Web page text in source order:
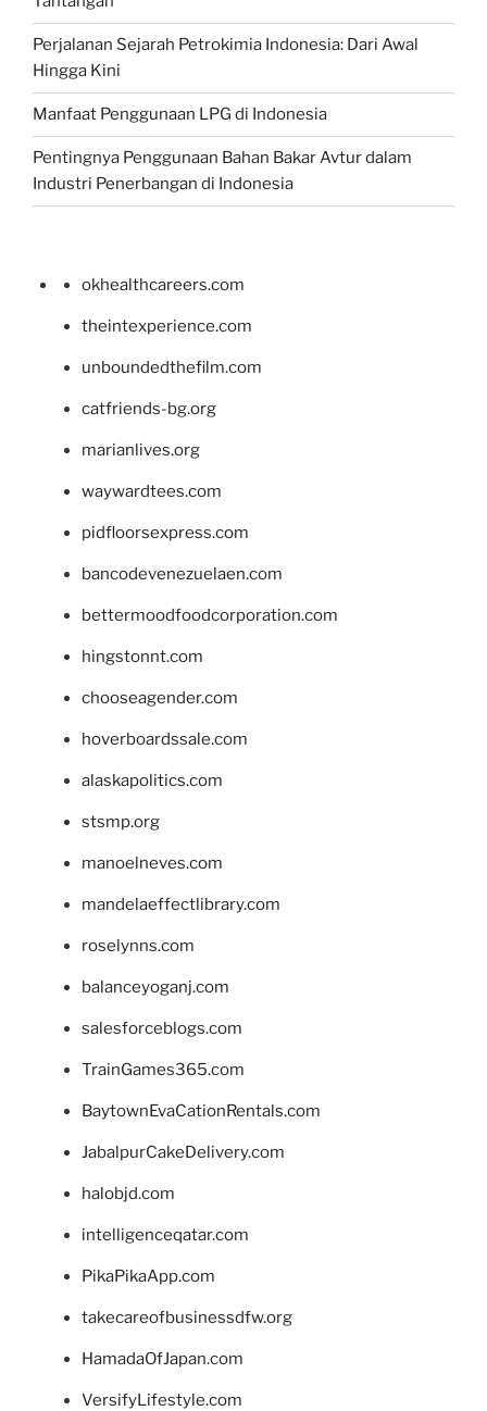
Perjalanan Sejarah Petrokimia Indonesia: Dari Awal
Hingga Kini
Manfaat Penggunaan LPG di Indonesia
Pentingnya Penggunaan Bahan Bakar Avtur dalam
Industri Penerbangan di Indonesia
okhealthcareers.com
theintexperience.com
unboundedthefilm.com
catfriends-bg.org
marianlives.org
waywardtees.com
pidfloorsexpress.com
bancodevenezuelaen.com
bettermoodfoodcorporation.com
hingstonnt.com
chooseagender.com
hoverboardssale.com
alaskapolitics.com
stsmp.org
manoelneves.com
mandelaeffectlibrary.com
roselynns.com
balanceyoganj.com
salesforceblogs.com
TrainGames365.com
BaytownEvaCationRentals.com
JabalpurCakeDelivery.com
halobjd.com
intelligenceqatar.com
PikaPikaApp.com
takecareofbusinessdfw.org
HamadaOfJapan.com
VersifyLifestyle.com